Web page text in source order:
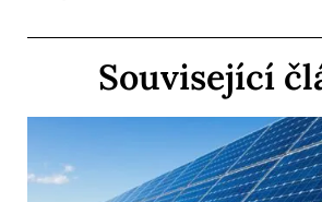
Související